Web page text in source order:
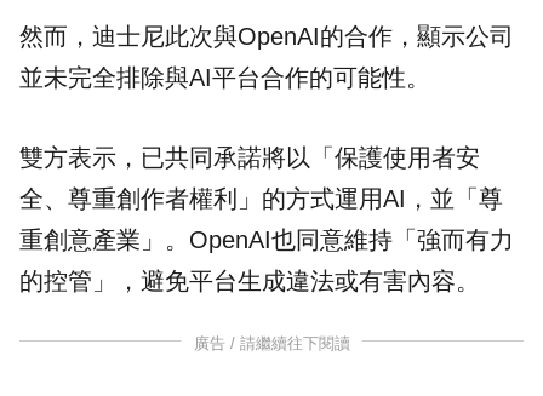
然而，迪士尼此次與OpenAI的合作，顯示公司
並未完全排除與AI平台合作的可能性。
雙方表示，已共同承諾將以「保護使用者安
全、尊重創作者權利」的方式運用AI，並「尊
重創意產業」。OpenAI也同意維持「強而有力
的控管」，避免平台生成違法或有害內容。
廣告 / 請繼續往下閱讀